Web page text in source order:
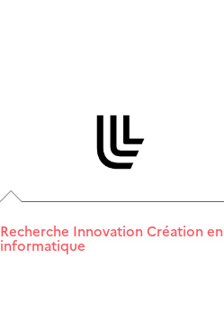
Recherche Innovation Création en
informatique